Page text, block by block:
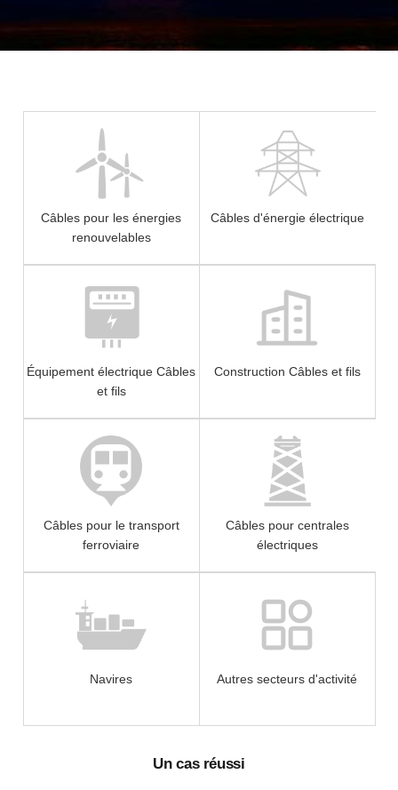
Câbles pour les énergies
renouvelables
Câbles d'énergie électrique
Équipement électrique Câbles
et fils
Construction Câbles et fils
Câbles pour le transport
ferroviaire
Câbles pour centrales
électriques
Navires Autres secteurs d'activité
Un cas réussi